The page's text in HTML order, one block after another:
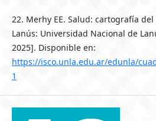
22. Merhy EE. Salud: cartografía
Lanús: Universidad Nacional de
2025]. Disponible en:
https://isco.unla.edu.ar/edunla/
1